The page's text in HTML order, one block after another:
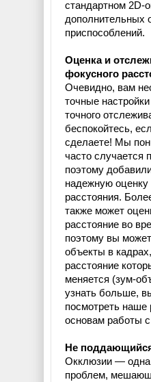
стандартном 2D-
дополнительных
приспособлений.
Оценка и
фокусного
Очевидно, вам
точные
точного
беспокойтесь,
сделаете! Мы
часто случается
поэтому
надежную оценку
расстояния.
также может
расстояние во
поэтому вы
объекты в
расстояние
меняется (зум-
узнать больше,
посмотреть наше
основам работы
Не
Окклюзии — одна
проблем,